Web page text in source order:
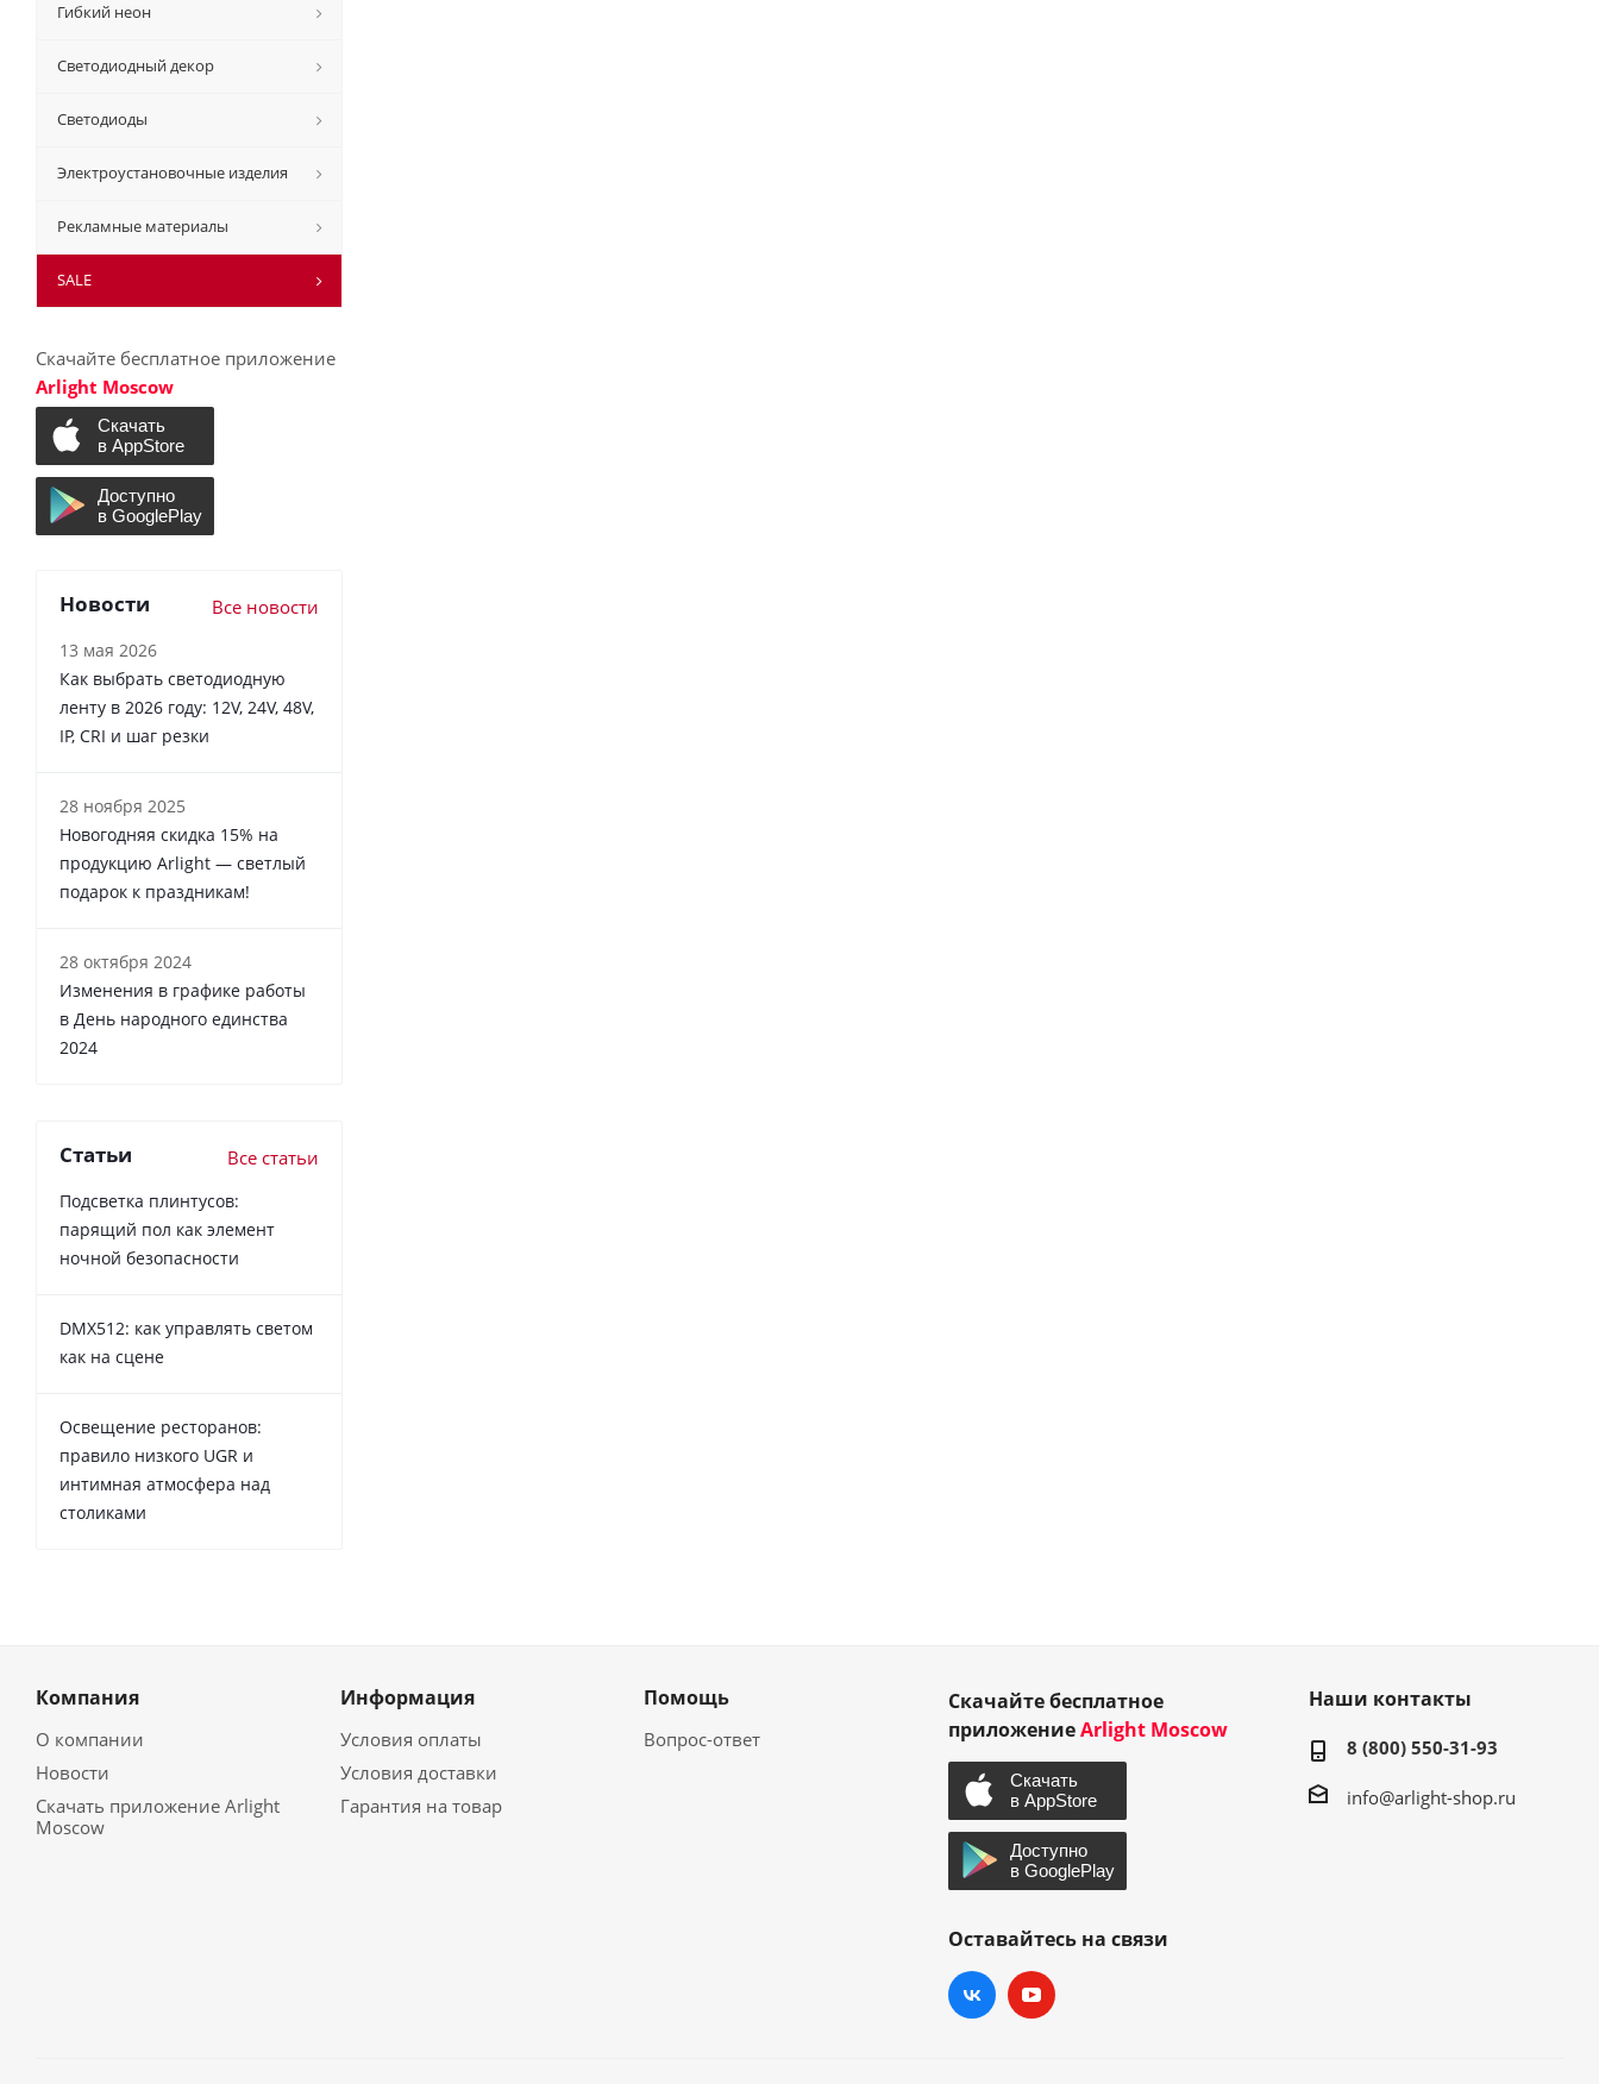
Гибкий неон
Светодиодный декор
Светодиоды
Электроустановочные изделия
Рекламные материалы
SALE
Скачайте бесплатное приложение
Arlight Moscow
Новости Все новости
13 мая 2026
Как выбрать светодиодную
ленту в 2026 году: 12V, 24V, 48V,
IP, CRI и шаг резки
28 ноября 2025
Новогодняя скидка 15% на
продукцию Arlight — светлый
подарок к праздникам!
28 октября 2024
Изменения в графике работы
в День народного единства
2024
Статьи Все статьи
Подсветка плинтусов:
парящий пол как элемент
ночной безопасности
DMX512: как управлять светом
как на сцене
Освещение ресторанов:
правило низкого UGR и
интимная атмосфера над
столиками
Компания
О компании
Новости
Скачать приложение Arlight
Moscow
Информация
Условия оплаты
Условия доставки
Гарантия на товар
Помощь
Вопрос-ответ
Скачайте бесплатное
приложениеArlight Moscow
Оставайтесь на связи
Наши контакты
8 (800) 550-31-93
info@arlight-shop.ru